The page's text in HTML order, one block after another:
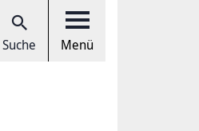
Suche Menü